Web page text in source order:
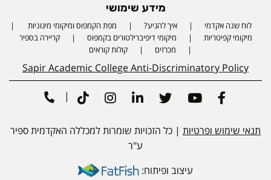
מידע שימושי
לוח שנה אקדמי איך להגיע?
מפת הקמפוס ומיקומי מיגוניות
מיקומי קפיטריות
מיקומי דיפיברילטורים בקמפוס
קריירה בספיר
מכרזים
קולות קוראים
Sapir Academic College Anti-Discriminatory Policy
עיצוב ופיתוח:
תנאי שימוש ופרטיות | כל הזכויות שומרות למכללה האקדמית ספיר
ע"ר
Facebook
Youtube
Twitter
Linkedin
Instagram
Tiktok
|
Phone number